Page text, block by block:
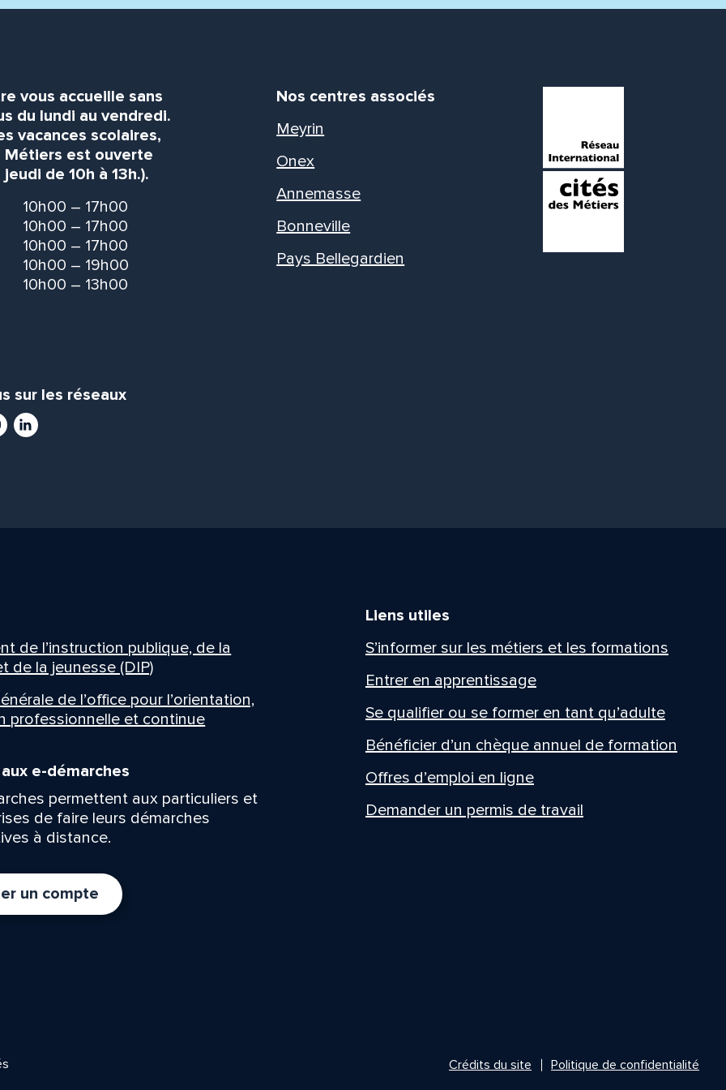
vous accueille sans
du lundi au vendredi.
vacances scolaires,
Métiers est ouverte
de 10h à 13h.).
10h00 – 17h00
10h00 – 17h00
10h00 – 17h00
10h00 – 19h00
10h00 – 13h00
sur les réseaux
LinkedIn
Nos centres associés
Meyrin
Onex
Annemasse
Bonneville
Pays Bellegardien
de l’instruction publique, de la
de la jeunesse (DIP)
de l’office pour l’orientation,
professionnelle et continue
e-démarches
permettent aux particuliers et
de faire leurs démarches
à distance.
un compte
Liens utiles
S’informer sur les métiers et les formations
Entrer en apprentissage
Se qualifier ou se former en tant qu’adulte
Bénéficier d’un chèque annuel de formation
Offres d’emploi en ligne
Demander un permis de travail
Crédits du site Politique de confidentialité